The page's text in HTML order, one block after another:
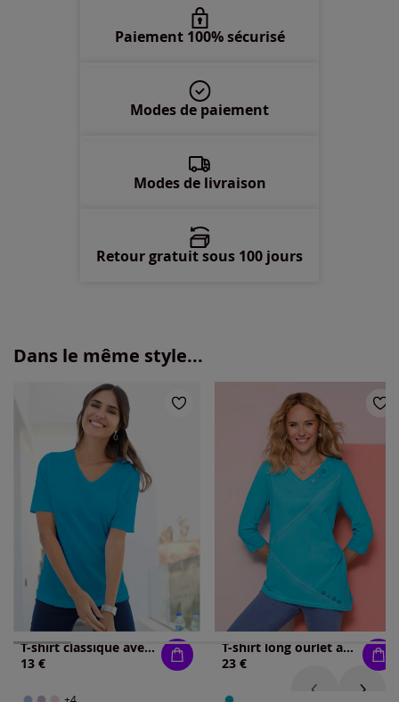
Paiement 100% sécurisé
Modes de paiement
Modes de livraison
Retour gratuit sous 100 jours
Dans le même style...
T-shirt classique avec encolure en v
13 €
T-shirt long ourlet asymétrique
23 €